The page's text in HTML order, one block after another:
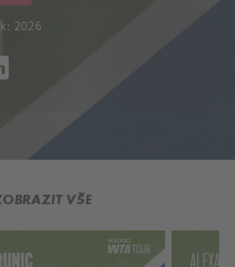
2026
VŠE